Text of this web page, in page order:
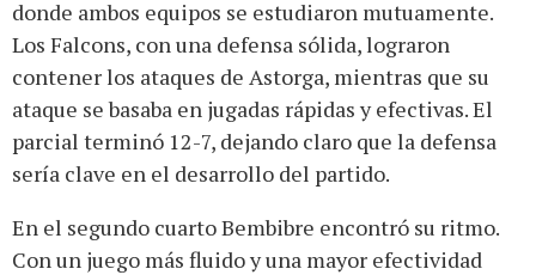
donde ambos equipos se estudiaron mutuamente.
Los Falcons, con una defensa sólida, lograron
contener los ataques de Astorga, mientras que su
ataque se basaba en jugadas rápidas y efectivas. El
parcial terminó 12-7, dejando claro que la defensa
sería clave en el desarrollo del partido.
En el segundo cuarto Bembibre encontró su ritmo.
Con un juego más fluido y una mayor efectividad